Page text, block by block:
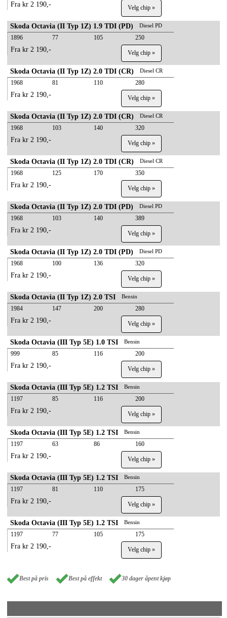
Fra kr 2 190,- Velg chip »
Skoda Octavia (II Typ 1Z) 1.9 TDI (PD) Diesel PD
1896 77 105 250
Fra kr 2 190,- Velg chip »
Skoda Octavia (II Typ 1Z) 2.0 TDI (CR) Diesel CR
1968 81 110 280
Fra kr 2 190,- Velg chip »
Skoda Octavia (II Typ 1Z) 2.0 TDI (CR) Diesel CR
1968 103 140 320
Fra kr 2 190,- Velg chip »
Skoda Octavia (II Typ 1Z) 2.0 TDI (CR) Diesel CR
1968 125 170 350
Fra kr 2 190,- Velg chip »
Skoda Octavia (II Typ 1Z) 2.0 TDI (PD) Diesel PD
1968 103 140 389
Fra kr 2 190,- Velg chip »
Skoda Octavia (II Typ 1Z) 2.0 TDI (PD) Diesel PD
1968 100 136 320
Fra kr 2 190,- Velg chip »
Skoda Octavia (II Typ 1Z) 2.0 TSI Bensin
1984 147 200 280
Fra kr 2 190,- Velg chip »
Skoda Octavia (III Typ 5E) 1.0 TSI Bensin
999 85 116 200
Fra kr 2 190,- Velg chip »
Skoda Octavia (III Typ 5E) 1.2 TSI Bensin
1197 85 116 200
Fra kr 2 190,- Velg chip »
Skoda Octavia (III Typ 5E) 1.2 TSI Bensin
1197 63 86 160
Fra kr 2 190,- Velg chip »
Skoda Octavia (III Typ 5E) 1.2 TSI Bensin
1197 81 110 175
Fra kr 2 190,- Velg chip »
Skoda Octavia (III Typ 5E) 1.2 TSI Bensin
1197 77 105 175
Fra kr 2 190,- Velg chip »
Best på pris Best på effekt 30 dager åpent kjøp